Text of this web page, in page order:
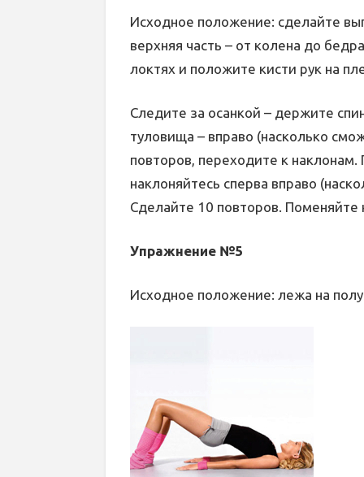
Исходное положение: сделайте
верхняя часть – от колена до
локтях и положите кисти рук на
Следите за осанкой – держите
туловища – вправо (насколько
повторов, переходите к
наклоняйтесь сперва вправо
Сделайте 10 повторов. Поменяйте
Упражнение №5
Исходное положение: лежа на